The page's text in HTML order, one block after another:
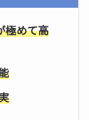
極めて高